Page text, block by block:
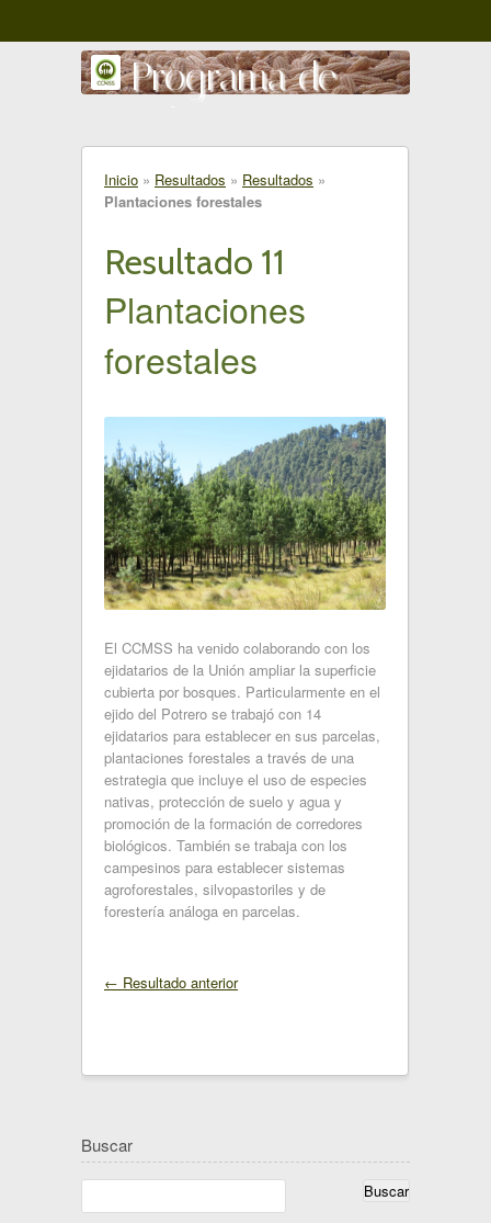
Programa de
del territorio
Amanalco - Valle de Bravo
Inicio » Resultados » Resultados »
Plantaciones forestales
Resultado 11
Plantaciones
forestales
El CCMSS ha venido colaborando con los
ejidatarios de la Unión ampliar la superficie
cubierta por bosques. Particularmente en el
ejido del Potrero se trabajó con 14
ejidatarios para establecer en sus parcelas,
plantaciones forestales a través de una
estrategia que incluye el uso de especies
nativas, protección de suelo y agua y
promoción de la formación de corredores
biológicos. También se trabaja con los
campesinos para establecer sistemas
agroforestales, silvopastoriles y de
forestería análoga en parcelas.
← Resultado anterior
Buscar